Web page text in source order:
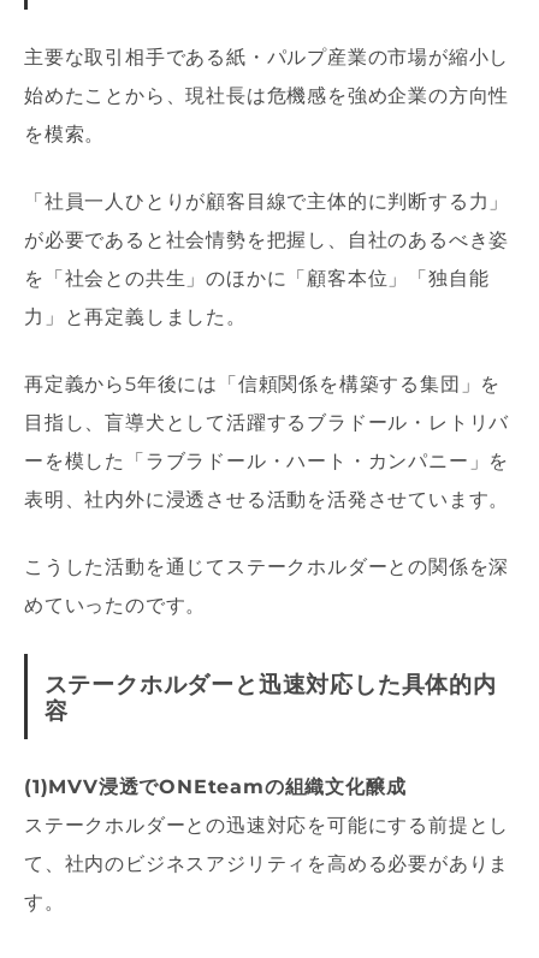
主要な取引相手である紙・パルプ産業の市場が縮小し
始めたことから、現社長は危機感を強め企業の方向性
を模索。
「社員一人ひとりが顧客目線で主体的に判断する力」
が必要であると社会情勢を把握し、自社のあるべき姿
を「社会との共生」のほかに「顧客本位」「独自能
力」と再定義しました。
再定義から5年後には「信頼関係を構築する集団」を
目指し、盲導犬として活躍するブラドール・レトリバ
ーを模した「ラブラドール・ハート・カンパニー」を
表明、社内外に浸透させる活動を活発させています。
こうした活動を通じてステークホルダーとの関係を深
めていったのです。
ステークホルダーと迅速対応した具体的内
容
(1)MVV浸透でONEteamの組織文化醸成
ステークホルダーとの迅速対応を可能にする前提とし
て、社内のビジネスアジリティを高める必要がありま
す。